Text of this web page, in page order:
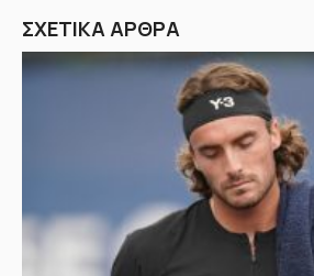
ΣΧΕΤΙΚΑ ΑΡΘΡΑ